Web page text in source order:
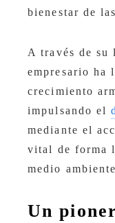
bienestar de
A través de su
empresario ha
crecimiento
impulsando el
mediante el
vital de forma
medio
Un